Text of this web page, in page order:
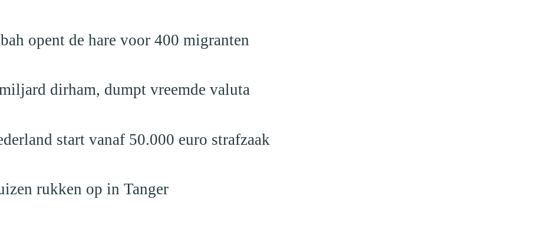
opent de hare voor 400 migranten
dirham, dumpt vreemde valuta
start vanaf 50.000 euro strafzaak
rukken op in Tanger